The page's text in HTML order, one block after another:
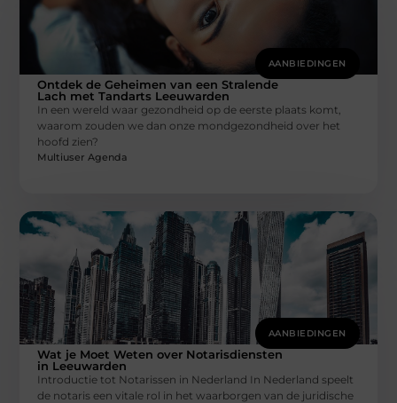
AANBIEDINGEN
Ontdek de Geheimen van een Stralende
Lach met Tandarts Leeuwarden
In een wereld waar gezondheid op de eerste plaats komt,
waarom zouden we dan onze mondgezondheid over het
hoofd zien?
Multiuser Agenda
AANBIEDINGEN
Wat je Moet Weten over Notarisdiensten
in Leeuwarden
Introductie tot Notarissen in Nederland In Nederland speelt
de notaris een vitale rol in het waarborgen van de juridische